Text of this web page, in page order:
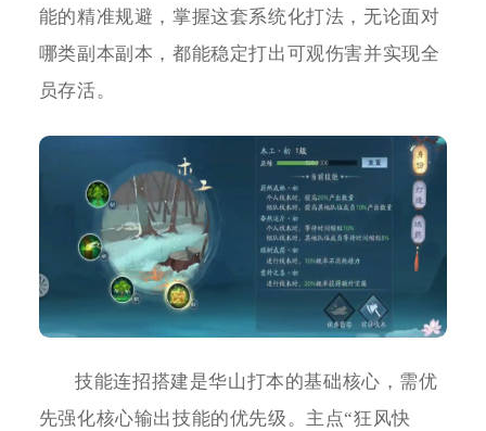
能的精准规避，掌握这套系统化打法，无论面对
哪类副本副本，都能稳定打出可观伤害并实现全
员存活。
技能连招搭建是华山打本的基础核心，需优
先强化核心输出技能的优先级。主点“狂风快